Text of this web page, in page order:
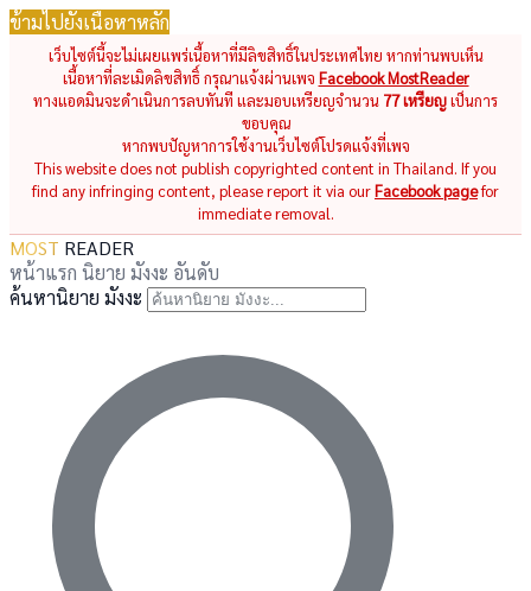
ข้ามไปยังเนื้อหาหลัก
เว็บไซต์นี้จะไม่เผยแพร่เนื้อหาที่มีลิขสิทธิ์ในประเทศไทย หากท่านพบเห็น
เนื้อหาที่ละเมิดลิขสิทธิ์ กรุณาแจ้งผ่านเพจ Facebook MostReader
ทางแอดมินจะดำเนินการลบทันที และมอบเหรียญจำนวน 77 เหรียญเป็นการ
ขอบคุณ
หากพบปัญหาการใช้งานเว็บไซต์โปรดแจ้งที่เพจ
This website does not publish copyrighted content in Thailand. If you
find any infringing content, please report it via ourFacebook pagefor
immediate removal.
MOST READER
หน้าแรก นิยาย มังงะ อันดับ
ค้นหานิยาย มังงะ